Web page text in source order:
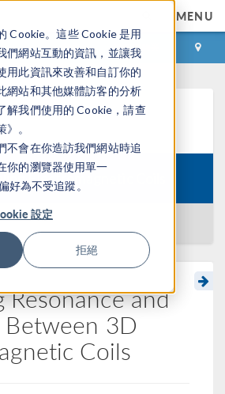
Cookie。這些 Cookie 是用
們網站互動的資訊，並讓我
用此資訊來改善和自訂你的
網站和其他媒體訪客的分析
解我們使用的 Cookie，請查
。
不會在你造訪我們網站時追
你的瀏覽器使用單一
好為不受追蹤。
設定
拒絕
MENU
登录 咨询与购买
Electromagnetic Coils
and
3D
Coils